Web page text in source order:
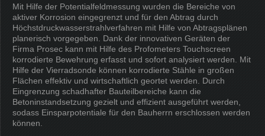
Mit Hilfe der Potentialfeldmessung wurden die Bereiche von
aktiver Korrosion eingegrenzt und für den Abtrag durch
Höchstdruckwasserstrahlverfahren mit Hilfe von Abtragsplänen
planerisch vorgegeben. Dank der innovativen Geräten der
Firma Prosec kann mit Hilfe des Profometers Touchscreen
korrodierte Bewehrung erfasst und sofort analysiert werden. Mit
Hilfe der Vierradsonde können korrodierte Stähle in großen
Flächen effektiv und wirtschaftlich geortet werden. Durch
Eingrenzung schadhafter Bauteilbereiche kann die
Betoninstandsetzung gezielt und effizient ausgeführt werden,
sodass Einsparpotentiale für den Bauherrn erschlossen werden
können.